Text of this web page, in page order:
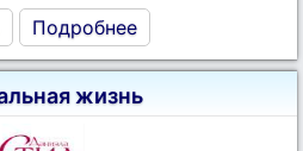
Подробнее
жизнь